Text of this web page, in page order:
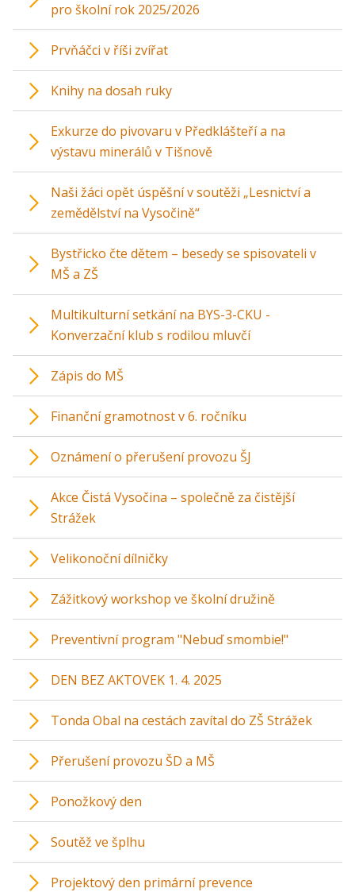
pro školní rok 2025/2026
Prvňáčci v říši zvířat
Knihy na dosah ruky
Exkurze do pivovaru v Předklášteří a na
výstavu minerálů v Tišnově
Naši žáci opět úspěšní v soutěži „Lesnictví a
zemědělství na Vysočině“
Bystřicko čte dětem – besedy se spisovateli v
MŠ a ZŠ
Multikulturní setkání na BYS-3-CKU -
Konverzační klub s rodilou mluvčí
Zápis do MŠ
Finanční gramotnost v 6. ročníku
Oznámení o přerušení provozu ŠJ
Akce Čistá Vysočina – společně za čistější
Strážek
Velikonoční dílničky
Zážitkový workshop ve školní družině
Preventivní program "Nebuď smombie!"
DEN BEZ AKTOVEK 1. 4. 2025
Tonda Obal na cestách zavítal do ZŠ Strážek
Přerušení provozu ŠD a MŠ
Ponožkový den
Soutěž ve šplhu
Projektový den primární prevence